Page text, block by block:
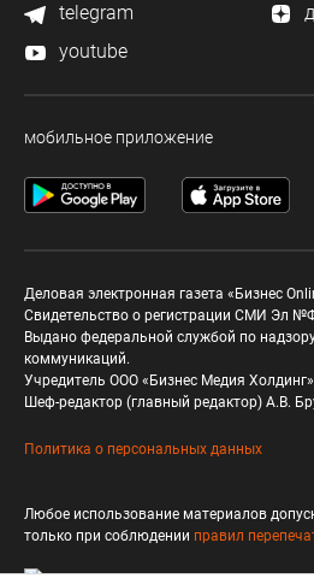
telegram
youtube
мобильное приложение
Деловая электронная газета «Бизнес
Свидетельство о регистрации СМИ Эл
Выдано федеральной службой по
коммуникаций.
Учредитель ООО «Бизнес Медия Холдинг»
Шеф-редактор (главный редактор) А.В.
Политика о персональных данных
Любое использование материалов
только при соблюдении правил